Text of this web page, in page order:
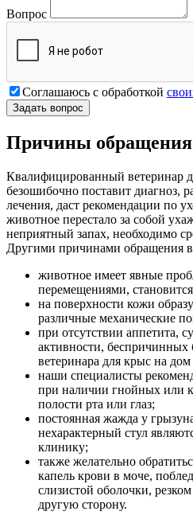
Вопрос
Соглашаюсь с обработкой
Причины
Квалифицированный ветеринар
безошибочно поставит диагноз,
лечения, даст рекомендации по
животное перестало за собой
неприятный запах, необходимо
Другими причинами обращения
животное имеет явные
перемещениями,
на поверхности кожи
различные механические
при отсутствии аппетита,
активности, беспричинных
ветеринара для крыс на дом
наши специалисты
при наличии гнойных или
полости рта или глаз;
постоянная жажда у
нехарактерный стул
клинику;
также желательно
капель крови в моче,
слизистой оболочки,
другую сторону.